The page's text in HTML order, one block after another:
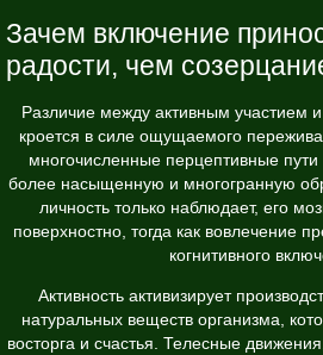
Зачем включение
радости, чем
Различие между активным участием
кроется в силе ощущаемого
многочисленные перцептивные
более насыщенную и многогранную
личность только наблюдает, его
поверхностно, тогда как вовлечение
когнитивного
Активность активизирует
натуральных веществ организма,
восторга и счастья. Телесные